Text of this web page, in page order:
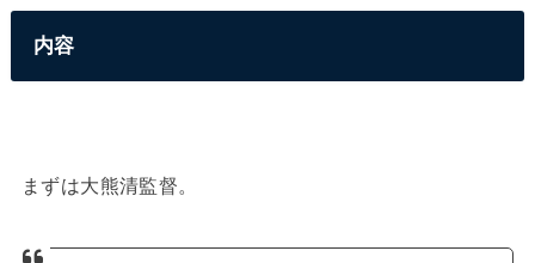
内容
まずは大熊清監督。